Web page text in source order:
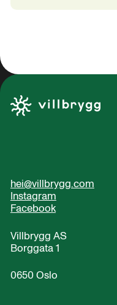
hei@villbrygg.com
Instagram
Facebook
Villbrygg AS
Borggata 1
0650 Oslo